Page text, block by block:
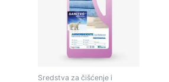
Sredstva za čišćenje i